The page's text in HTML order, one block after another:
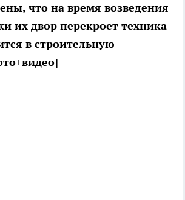
что на время возведения
их двор перекроет техника
в строительную